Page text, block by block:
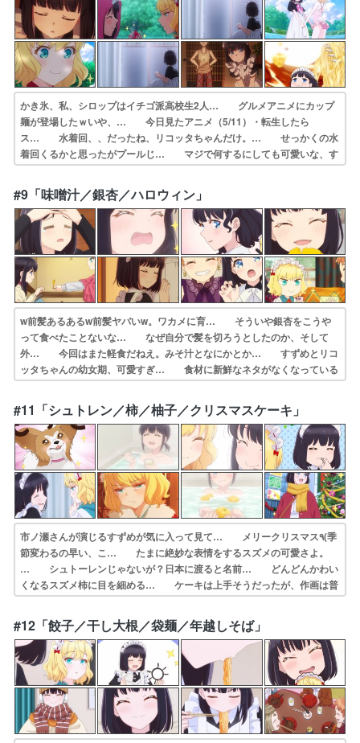
かき氷、私、シロップはイチゴ派高校生2人… グルメアニメにカップ
麺が登場したｗいや、… 今日見たアニメ（5/11）・転生したら
ス… 水着回、、だったね、リコッタちゃんだけ。… せっかくの水
着回くるかと思ったがプールじ… マジで何するにしても可愛いな、す
ずめちゃ… ・暑い、暑いと喚くメイド連中だが、まずは… 声優ま
とめました(７話まで)信月杏(cv… スズメの水着はなかったけど、リコ
ッタあっ… １クールで１年をやりきるペースっていうか…
#9「味噌汁／銀杏／ハロウィン」
w前髪あるあるw前髪ヤバいw。ワカメに育… そういや銀杏をこうや
って食べたことないな… なぜ自分で髪を切ろうとしたのか、そして
外… 今回はまた軽食だねえ。みそ汁となにかとか… すずめとリコ
ッタちゃんの幼女期、可愛すぎ… 食材に新鮮なネタがなくなっている
様なドラ… 以前バーベキューで友人が出してくれたけど… リコッ
タさん雀ちゃんの髪で遊んで、色んな… 銀杏というとても些細な事柄
から、1億年以… スズメは前髪切り失敗するもリコッタのお陰…
#11「シュトレン／柿／柚子／クリスマスケーキ」
市ノ瀬さんが演じるすずめが気に入って見て… メリークリスマス٩(季
節変わるの早い、こ… たまに絶妙な表情をするスズメの可愛さよ。
… シュトーレンじゃないが？日本に渡ると名前… どんどんかわい
くなるスズメ柿に目を細める… ケーキは上手そうだったが、作画は普
通レベ… すずめは日本人っぽい名前だけど、生まれも… メイドさ
ん友達増えたわね♪切るとパウンド… デフォルメされたメイドさんが
かわいい回だ… 今回のリコッタちゃん、なんか顔に丸みがあ…
#12「餃子／干し大根／袋麺／年越しそば」